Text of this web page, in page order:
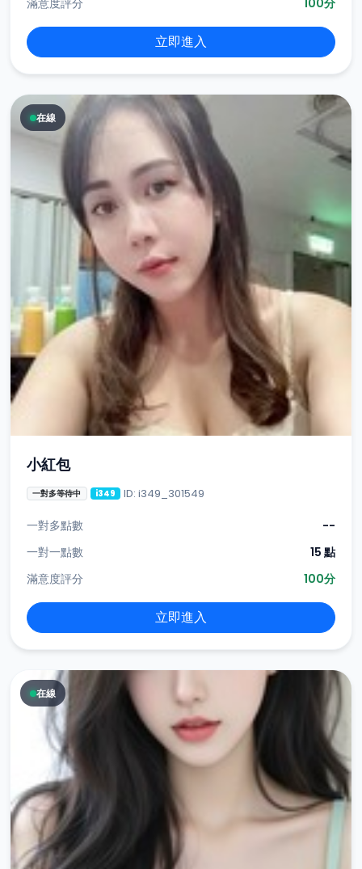
滿意度評分 100分
立即進入
在線
小紅包
一對多等待中 i349 ID: i349_301549
一對多點數
--
一對一點數
15 點
滿意度評分
100分
立即進入
在線